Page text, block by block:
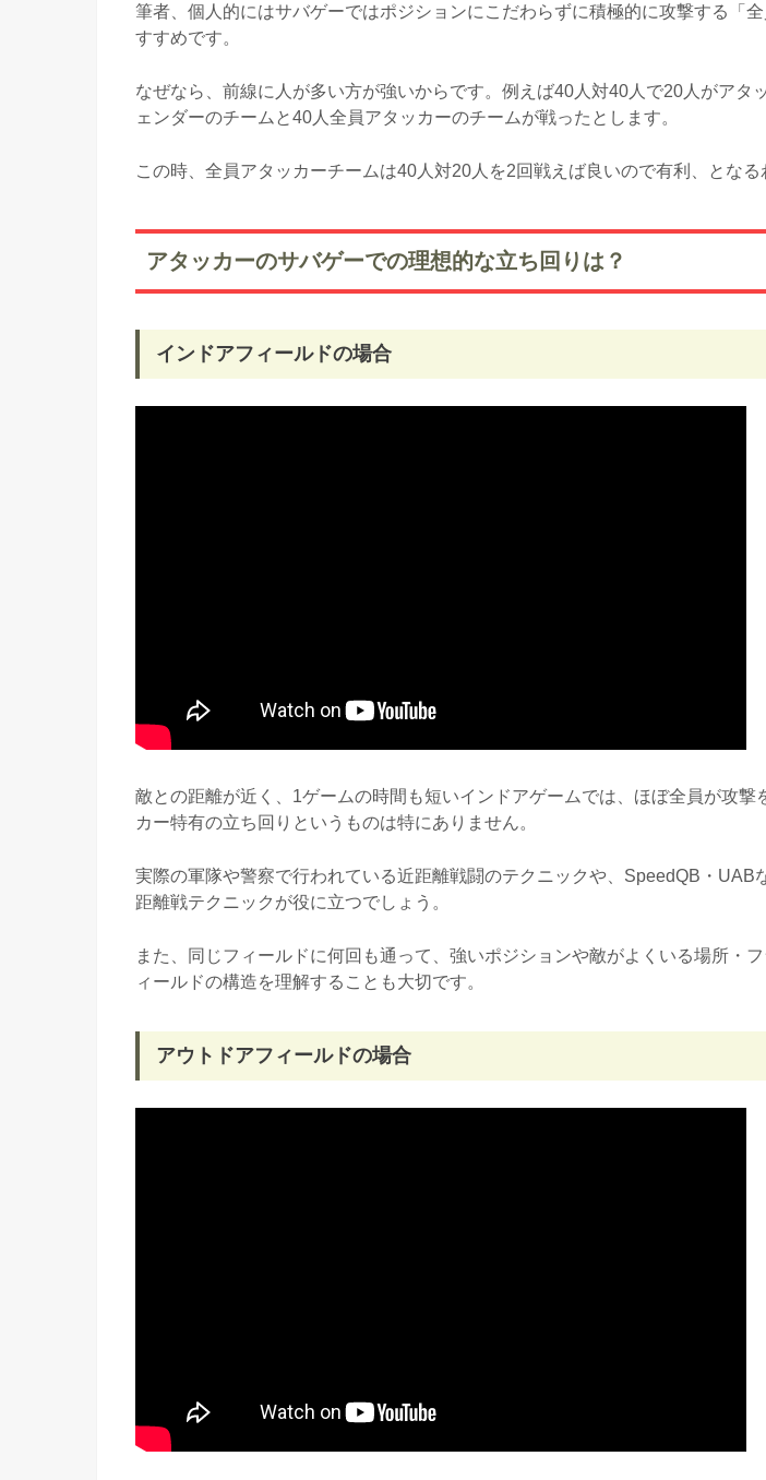
筆者、個人的にはサバゲーではポジションにこだわらずに積極的に攻撃する「
すすめです。
なぜなら、前線に人が多い方が強いからです。例えば40人対40人で20人がアタ
ェンダーのチームと40人全員アタッカーのチームが戦ったとします。
この時、全員アタッカーチームは40人対20人を2回戦えば良いので有利、となる
アタッカーのサバゲーでの理想的な立ち回りは？
インドアフィールドの場合
敵との距離が近く、1ゲームの時間も短いインドアゲームでは、ほぼ全員が攻撃
カー特有の立ち回りというものは特にありません。
実際の軍隊や警察で行われている近距離戦闘のテクニックや、SpeedQB・UAB
距離戦テクニックが役に立つでしょう。
また、同じフィールドに何回も通って、強いポジションや敵がよくいる場所・
ィールドの構造を理解することも大切です。
アウトドアフィールドの場合